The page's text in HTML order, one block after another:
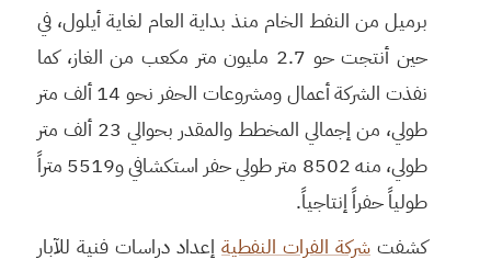
برميل من النفط الخام منذ بداية العام لغاية أيلول، في
حين أنتجت حو 2.7 مليون متر مكعب من الغاز، كما
نفذت الشركة أعمال ومشروعات الحفر نحو 14 ألف متر
طولي، من إجمالي المخطط والمقدر بحوالي 23 ألف متر
طولي، منه 8502 متر طولي حفر استكشافي و5519 متراً
طولياً حفراً إنتاجياً.
كشفت شركة الفرات النفطيةإعداد دراسات فنية للآبار